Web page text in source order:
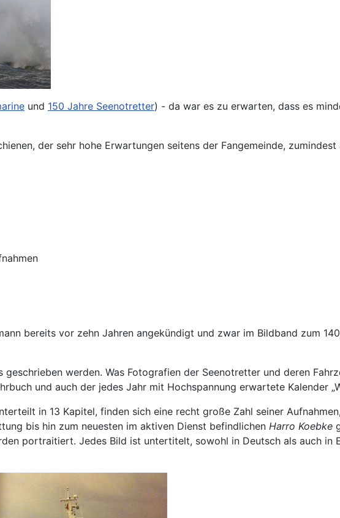
und 150 Jahre Seenotretter) - da war es zu erwarten, dass es
der sehr hohe Erwartungen seitens der Fangemeinde,
bereits vor zehn Jahren angekündigt und zwar im Bildband zum
geschrieben werden. Was Fotografien der Seenotretter und deren
und auch der jedes Jahr mit Hochspannung erwartete Kalender
in 13 Kapitel, finden sich eine recht große Zahl seiner
bis hin zum neuesten im aktiven Dienst befindlichen Harro Koebke
portraitiert. Jedes Bild ist untertitelt, sowohl in Deutsch als auch in